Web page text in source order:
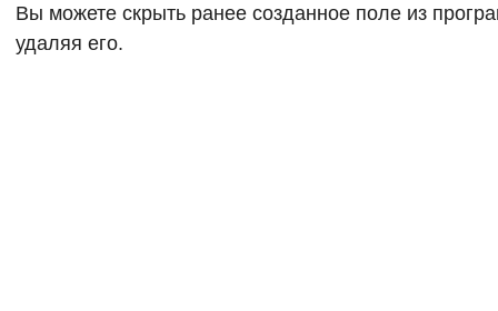
Вы можете скрыть ранее созданное поле из
удаляя его.